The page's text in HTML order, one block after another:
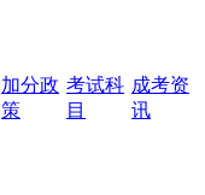
加分政
策
考试科
目
成考资
讯